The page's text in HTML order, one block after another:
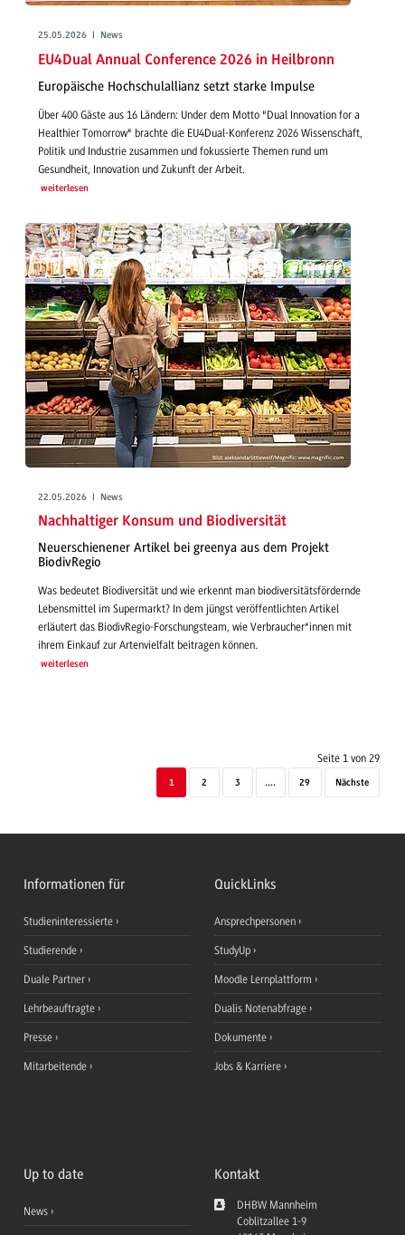
25.05.2026 | News
EU4Dual Annual Conference 2026 in Heilbronn
Europäische Hochschulallianz setzt starke Impulse
Über 400 Gäste aus 16 Ländern: Under dem Motto "Dual Innovation for a
Healthier Tomorrow" brachte die EU4Dual-Konferenz 2026 Wissenschaft,
Politik und Industrie zusammen und fokussierte Themen rund um
Gesundheit, Innovation und Zukunft der Arbeit.
weiterlesen
22.05.2026 | News
Nachhaltiger Konsum und Biodiversität
Neuerschienener Artikel bei greenya aus dem Projekt
BiodivRegio
Was bedeutet Biodiversität und wie erkennt man biodiversitätsfördernde
Lebensmittel im Supermarkt? In dem jüngst veröffentlichten Artikel
erläutert das BiodivRegio-Forschungsteam, wie Verbraucher*innen mit
ihrem Einkauf zur Artenvielfalt beitragen können.
weiterlesen
Seite 1 von 29
1 2 3 .... 29 Nächste
Informationen für
Studieninteressierte
Studierende
Duale Partner
Lehrbeauftragte
Presse
Mitarbeitende
QuickLinks
Ansprechpersonen
StudyUp
Moodle Lernplattform
Dualis Notenabfrage
Dokumente
Jobs & Karriere
Up to date
News
Kontakt
DHBW Mannheim
Coblitzallee 1-9